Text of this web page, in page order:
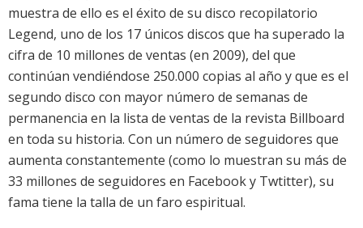
muestra de ello es el éxito de su disco recopilatorio
Legend, uno de los 17 únicos discos que ha superado la
cifra de 10 millones de ventas (en 2009), del que
continúan vendiéndose 250.000 copias al año y que es el
segundo disco con mayor número de semanas de
permanencia en la lista de ventas de la revista Billboard
en toda su historia. Con un número de seguidores que
aumenta constantemente (como lo muestran su más de
33 millones de seguidores en Facebook y Twtitter), su
fama tiene la talla de un faro espiritual.